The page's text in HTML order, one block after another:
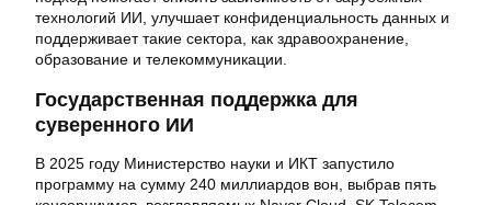
технологий ИИ, улучшает конфиденциальность данных и
поддерживает такие сектора, как здравоохранение,
образование и телекоммуникации.
Государственная поддержка для
суверенного ИИ
В 2025 году Министерство науки и ИКТ запустило
программу на сумму 240 миллиардов вон, выбрав пять